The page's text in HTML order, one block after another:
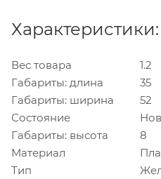
Характеристики:
Вес товара
1.2
Габариты: длина
35
Габариты: ширина
52
Состояние
Габариты: высота
8
Материал
Тип